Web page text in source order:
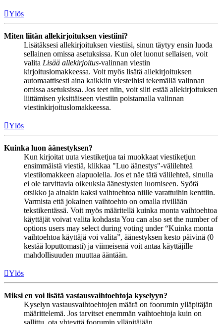
Ylös
Miten liitän allekirjoituksen viestiini?
Lisätäksesi allekirjoituksen viestiisi, sinun täytyy ensin luoda
sellainen omissa asetuksissa. Kun olet luonut sellaisen, voit
valita Lisää allekirjoitus-valinnan viestin
kirjoituslomakkeessa. Voit myös lisätä allekirjoituksen
automaattisesti aina kaikkiin viesteihisi tekemällä valinnan
omissa asetuksissa. Jos teet niin, voit silti estää allekirjoituksen
liittämisen yksittäiseen viestiin poistamalla valinnan
viestinkirjoituslomakkeessa.
Ylös
Kuinka luon äänestyksen?
Kun kirjoitat uuta viestiketjua tai muokkaat viestiketjun
ensimmäistä viestiä, klikkaa "Luo äänestys"-välilehteä
viestilomakkeen alapuolella. Jos et näe tätä välilehteä, sinulla
ei ole tarvittavia oikeuksia äänestysten luomiseen. Syötä
otsikko ja ainakin kaksi vaihtoehtoa niille varattuihin kenttiin.
Varmista että jokainen vaihtoehto on omalla rivillään
tekstikentässä. Voit myös määritellä kuinka monta vaihtoehtoa
käyttäjät voivat valita kohdasta You can also set the number of
options users may select during voting under “Kuinka monta
vaihtoehtoa käyttäjä voi valita”, äänestyksen kesto päivinä (0
kestää loputtomasti) ja viimeisenä voit antaa käyttäjille
mahdollisuuden muuttaa ääntään.
Ylös
Miksi en voi lisätä vastausvaihtoehtoja kyselyyn?
Kyselyn vastausvaihtoehtojen määrä on foorumin ylläpitäjän
määrittelemä. Jos tarvitset enemmän vaihtoehtoja kuin on
sallittu, ota yhteyttä foorumin ylläpitäjään.